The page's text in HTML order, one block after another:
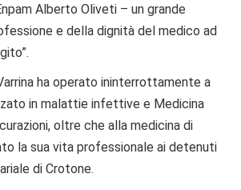
Alberto Oliveti – un grande
e della dignità del medico ad
ha operato ininterrottamente a
in malattie infettive e Medicina
oltre che alla medicina di
la sua vita professionale ai detenuti
di Crotone.